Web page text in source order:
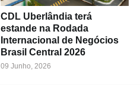
CDL Uberlândia terá
estande na Rodada
Internacional de Negócios
Brasil Central 2026
09 Junho, 2026